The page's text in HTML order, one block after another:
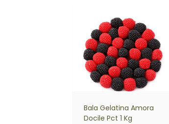
Bala Gelatina Amora
Docile Pct 1 Kg